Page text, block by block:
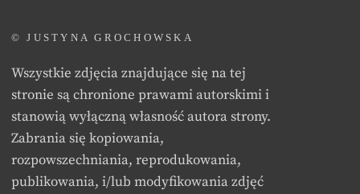
© JUSTYNA GROCHOWSKA
Wszystkie zdjęcia znajdujące się na tej
stronie są chronione prawami autorskimi i
stanowią wyłączną własność autora strony.
Zabrania się kopiowania,
rozpowszechniania, reprodukowania,
publikowania, i/lub modyfikowania zdjęć